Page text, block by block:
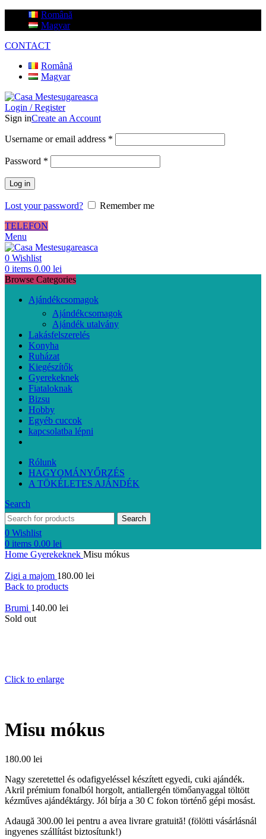
Română
Magyar
CONTACT
Română
Magyar
Login / Register
Sign inCreate an Account
Username or email address *
Password *
Log in
Lost your password?
Remember me
TELEFON
Menu
0 Wishlist
0 items 0.00 lei
Browse Categories
Ajándékcsomagok
Ajándékcsomagok
Ajándék utalvány
Lakásfelszerelés
Konyha
Ruházat
Kiegészítők
Gyerekeknek
Fiataloknak
Bizsu
Hobby
Egyéb cuccok
kapcsolatba lépni
Rólunk
HAGYOMÁNYŐRZÉS
A TÖKÉLETES AJÁNDÉK
Search
Search
0 Wishlist
0 items 0.00 lei
Home Gyerekeknek Misu mókus
Zigi a majom 180.00 lei
Back to products
Brumi 140.00 lei
Sold out
Click to enlarge
Misu mókus
180.00 lei
Nagy szeretettel és odafigyeléssel készített egyedi, cuki ajándék.
Akril prémium fonalból horgolt, antiallergén tömőanyaggal töltött
kézműves ajándéktárgy. Jól bírja a 30 C fokon történő gépi mosást.
Adaugă 300.00 lei pentru a avea livrare gratuită! (fölötti vásárlásnál
ingyenes szállítást biztosítunk!)